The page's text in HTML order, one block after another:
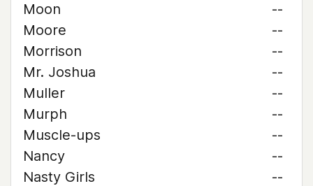
Moon
--
Moore
--
Morrison
--
Mr. Joshua
--
Muller
--
Murph
--
Muscle-ups
--
Nancy
--
Nasty Girls
--